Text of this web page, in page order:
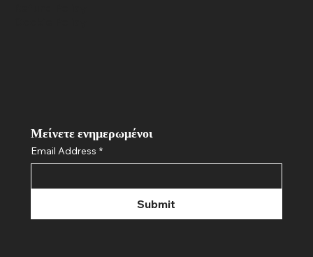
Μείνετε ενημερωμένοι
Email Address *
Submit